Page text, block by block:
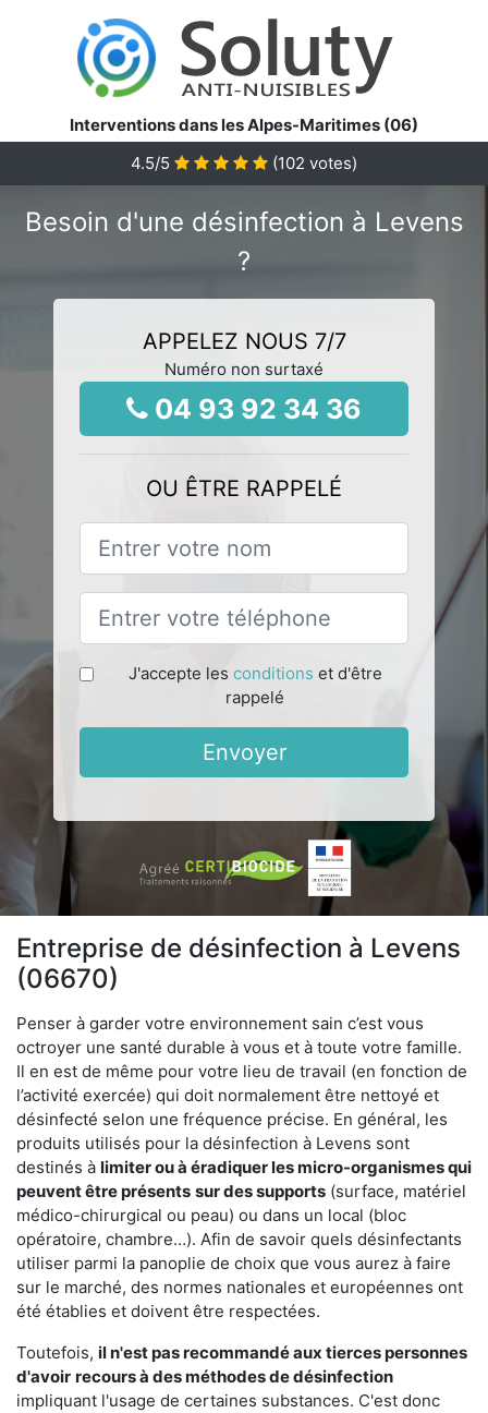
Interventions dans les Alpes-Maritimes (06)
4.5/5 (102 votes)
Besoin d'une désinfection à Levens
?
APPELEZ NOUS 7/7
Numéro non surtaxé
04 93 92 34 36
OU ÊTRE RAPPELÉ
J'accepte les conditions et d'être
rappelé
Envoyer
Entreprise de désinfection à Levens
(06670)
Penser à garder votre environnement sain c’est vous
octroyer une santé durable à vous et à toute votre famille.
Il en est de même pour votre lieu de travail (en fonction de
l’activité exercée) qui doit normalement être nettoyé et
désinfecté selon une fréquence précise. En général, les
produits utilisés pour la désinfection à Levens sont
destinés à limiter ou à éradiquer les micro-organismes qui
peuvent être présents sur des supports (surface, matériel
médico-chirurgical ou peau) ou dans un local (bloc
opératoire, chambre…). Afin de savoir quels désinfectants
utiliser parmi la panoplie de choix que vous aurez à faire
sur le marché, des normes nationales et européennes ont
été établies et doivent être respectées.
Toutefois, il n'est pas recommandé aux tierces personnes
d'avoir recours à des méthodes de désinfection
impliquant l'usage de certaines substances. C'est donc